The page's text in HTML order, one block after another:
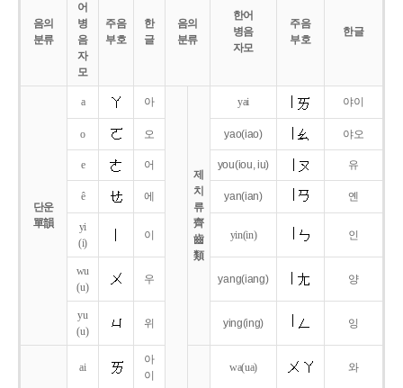
음의
분류
어
병
음
자
모
주음
부호
한
글
음의
분류
한어
병음
자모
주음
부호
한글
단운
單韻
a 아
제
치
류
齊
齒
類
yai 야이
o 오 yao(iao) 야오
e 어 you(iou,iu) 유
ê 에 yan(ian) 옌
yi
(i)
이 yin(in) 인
wu
(u)
우 yang(iang) 양
yu
(u)
위 ying(ing) 잉
ai
아
이
wa(ua) 와